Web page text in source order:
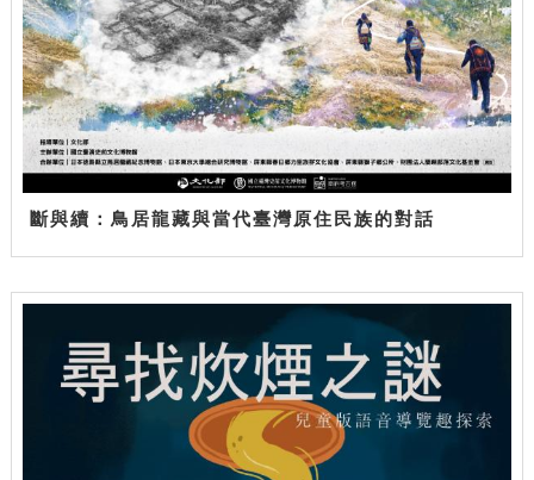
斷與續：鳥居龍藏與當代臺灣原住民族的對話